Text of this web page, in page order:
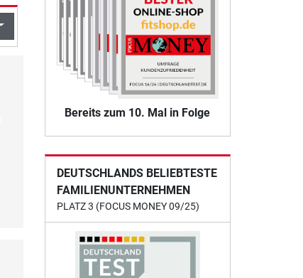
Bereits zum 10. Mal in Folge
DEUTSCHLANDS BELIEBTESTE
FAMILIENUNTERNEHMEN
PLATZ 3 (FOCUS MONEY 09/25)